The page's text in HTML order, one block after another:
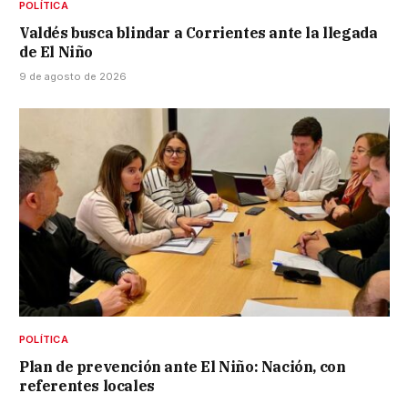
POLÍTICA
Valdés busca blindar a Corrientes ante la llegada
de El Niño
9 de agosto de 2026
POLÍTICA
Plan de prevención ante El Niño: Nación, con
referentes locales